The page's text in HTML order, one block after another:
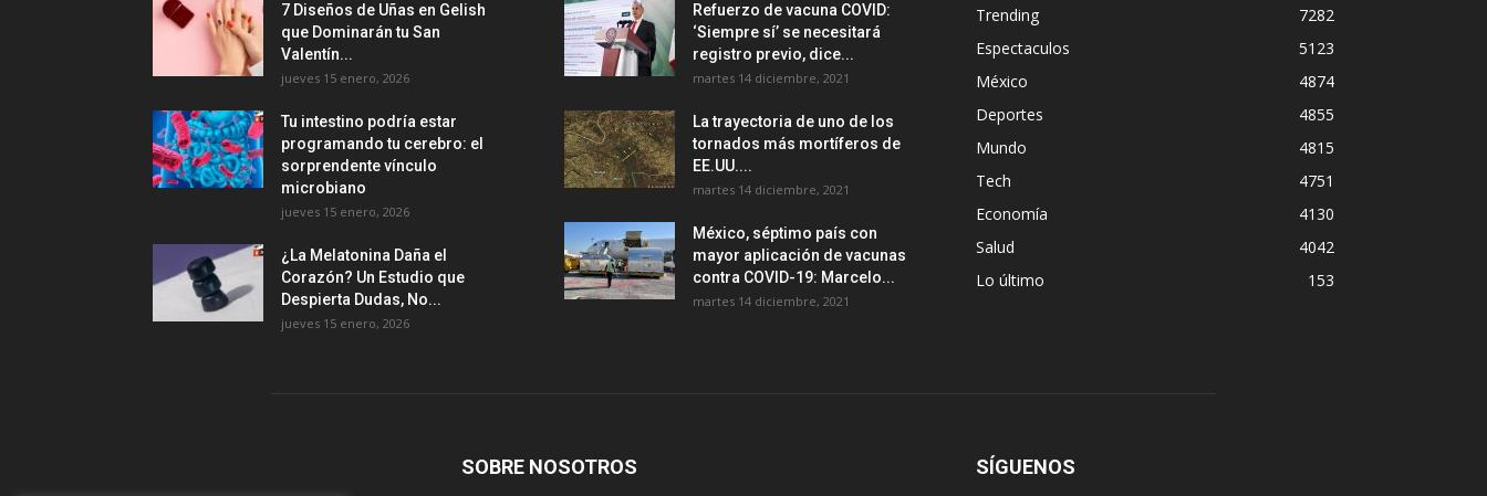
7 Diseños de Uñas en Gelish
que Dominarán tu San
Valentín...
jueves 15 enero, 2026
Tu intestino podría estar
programando tu cerebro: el
sorprendente vínculo
microbiano
jueves 15 enero, 2026
¿La Melatonina Daña el
Corazón? Un Estudio que
Despierta Dudas, No...
jueves 15 enero, 2026
Refuerzo de vacuna COVID:
‘Siempre sí’ se necesitará
registro previo, dice...
martes 14 diciembre, 2021
La trayectoria de uno de los
tornados más mortíferos de
EE.UU....
martes 14 diciembre, 2021
México, séptimo país con
mayor aplicación de vacunas
contra COVID-19: Marcelo...
martes 14 diciembre, 2021
Trending
7282
Espectaculos
5123
México
4874
Deportes
4855
Mundo
4815
Tech
4751
Economía
4130
Salud
4042
Lo último
153
SOBRE NOSOTROS SÍGUENOS